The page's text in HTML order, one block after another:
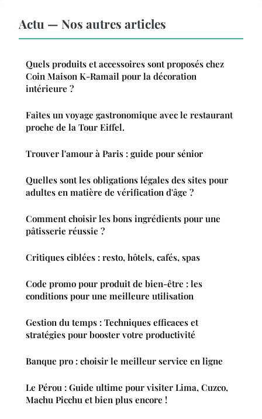
Actu — Nos autres articles
Quels produits et accessoires sont proposés chez
Coin Maison K-Ramail pour la décoration
intérieure ?
Faites un voyage gastronomique avec le restaurant
proche de la Tour Eiffel.
Trouver l'amour à Paris : guide pour sénior
Quelles sont les obligations légales des sites pour
adultes en matière de vérification d'âge ?
Comment choisir les bons ingrédients pour une
pâtisserie réussie ?
Critiques ciblées : resto, hôtels, cafés, spas
Code promo pour produit de bien-être : les
conditions pour une meilleure utilisation
Gestion du temps : Techniques efficaces et
stratégies pour booster votre productivité
Banque pro : choisir le meilleur service en ligne
Le Pérou : Guide ultime pour visiter Lima, Cuzco,
Machu Picchu et bien plus encore !